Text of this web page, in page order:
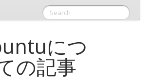
につ
の記事